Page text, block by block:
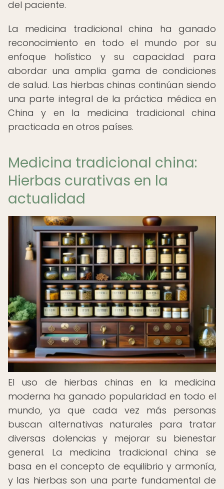
del paciente.
La medicina tradicional china ha ganado
reconocimiento en todo el mundo por su
enfoque holístico y su capacidad para
abordar una amplia gama de condiciones
de salud. Las hierbas chinas continúan siendo
una parte integral de la práctica médica en
China y en la medicina tradicional china
practicada en otros países.
Medicina tradicional china:
Hierbas curativas en la
actualidad
El uso de hierbas chinas en la medicina
moderna ha ganado popularidad en todo el
mundo, ya que cada vez más personas
buscan alternativas naturales para tratar
diversas dolencias y mejorar su bienestar
general. La medicina tradicional china se
basa en el concepto de equilibrio y armonía,
y las hierbas son una parte fundamental de